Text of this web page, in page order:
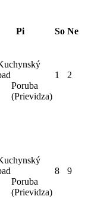
Pi So Ne
Poruba
(Prievidza)
1 2
Poruba
(Prievidza)
8 9